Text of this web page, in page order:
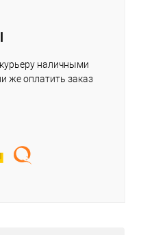
наличными
же оплатить заказ